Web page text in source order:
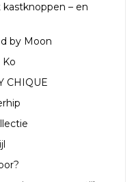
– en
by Moon
Ko
CHIQUE